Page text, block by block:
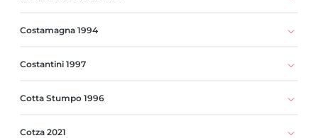
Costamagna 1994
Costantini 1997
Cotta Stumpo 1996
Cotza 2021